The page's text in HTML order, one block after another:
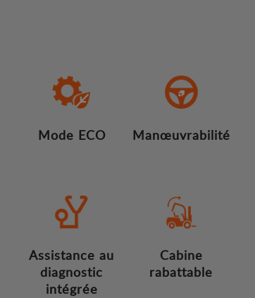
Mode ECO Manœuvrabilité
Assistance au
diagnostic
intégrée
Cabine
rabattable